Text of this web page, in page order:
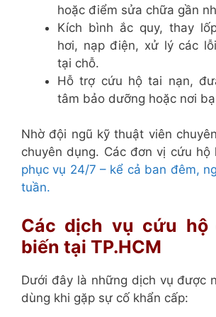
hoặc điểm sửa chữa gần
Kích bình ắc quy, thay
hơi, nạp điện, xử lý các
tại chỗ.
Hỗ trợ cứu hộ tai nạn,
tâm bảo dưỡng hoặc nơi
Nhờ đội ngũ kỹ thuật viên
chuyên dụng. Các đơn vị cứu hộ
phục vụ 24/7 – kể cả ban đêm,
tuần.
Các dịch vụ cứu hộ
biến tại TP.HCM
Dưới đây là những dịch vụ được
dùng khi gặp sự cố khẩn cấp: